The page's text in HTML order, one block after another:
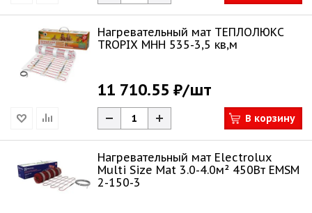
Нагревательный мат ТЕПЛОЛЮКС
TROPIX MHH 535-3,5 кв,м
11 710.55 ₽/шт
В корзину
Нагревательный мат Electrolux
Multi Size Mat 3.0-4.0м² 450Вт EMSM
2-150-3